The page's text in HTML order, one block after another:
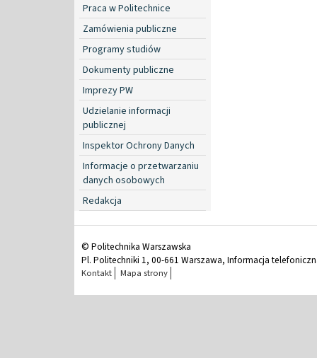
Praca w Politechnice
Zamówienia publiczne
Programy studiów
Dokumenty publiczne
Imprezy PW
Udzielanie informacji
publicznej
Inspektor Ochrony Danych
Informacje o przetwarzaniu
danych osobowych
Redakcja
© Politechnika Warszawska
Pl. Politechniki 1, 00-661 Warszawa, Informacja
Kontakt Mapa strony